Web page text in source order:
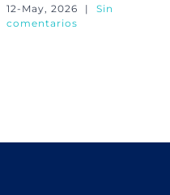
12-May, 2026 |
Sin
comentarios